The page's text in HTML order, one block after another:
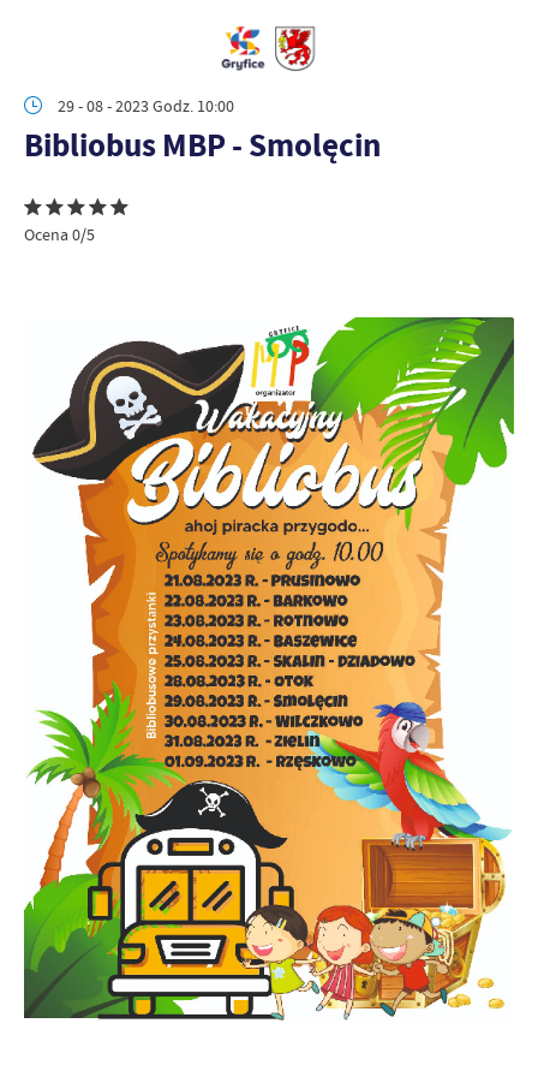
29 - 08 - 2023 Godz. 10:00
Bibliobus MBP - Smolęcin
Ocena 0/5